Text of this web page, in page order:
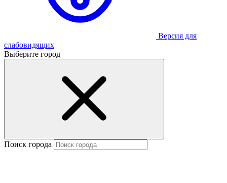
Версия для
слабовидящих
Выберите город
Поиск города